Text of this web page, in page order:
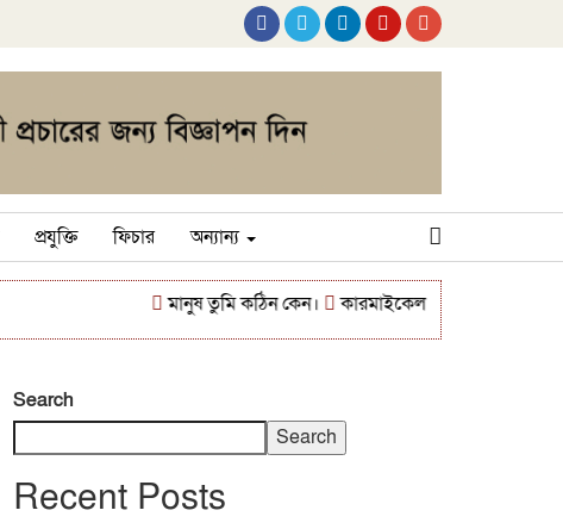
প্রযুক্তি ফিচার অন্যান্য
মানুষ তুমি কঠিন কেন। কারমাইকেল কলেজে ব্র্যাক ব্যাংকের
Search
Search
Recent Posts